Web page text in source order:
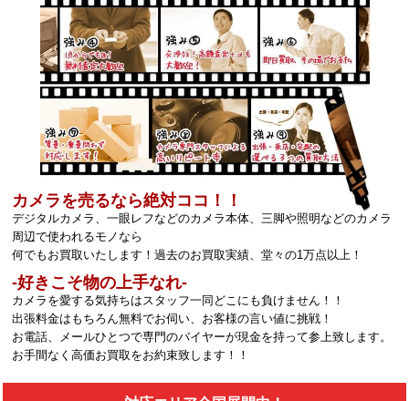
カメラを売るなら絶対ココ！！
デジタルカメラ、一眼レフなどのカメラ本体、三脚や照明などのカメラ
周辺で使われるモノなら
何でもお買取いたします！過去のお買取実績、堂々の1万点以上！
‐好きこそ物の上手なれ‐
カメラを愛する気持ちはスタッフ一同どこにも負けません！！
出張料金はもちろん無料でお伺い、お客様の言い値に挑戦！
お電話、メールひとつで専門のバイヤーが現金を持って参上致します。
お手間なく高価お買取をお約束致します！！